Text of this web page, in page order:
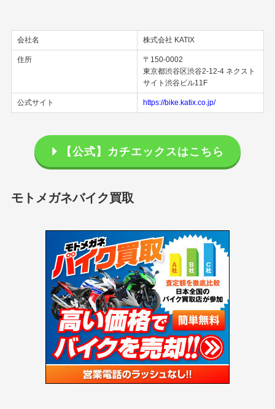
会社名 株式会社 KATIX
住所
〒150-0002
東京都渋谷区渋谷2-12-4 ネクスト
サイト渋谷ビル11F
公式サイト https://bike.katix.co.jp/
【公式】カチエックスはこちら
モトメガネバイク買取